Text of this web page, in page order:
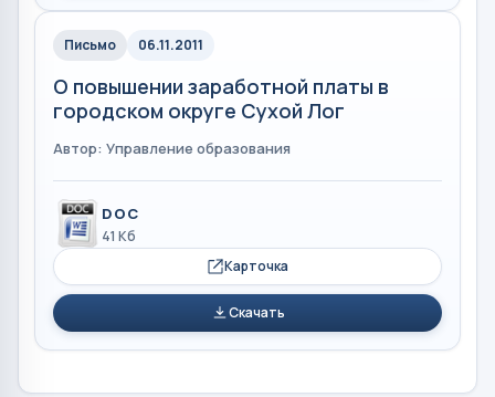
Письмо 06.11.2011
О повышении заработной платы в
городском округе Сухой Лог
Автор: Управление образования
DOC
41 Кб
Карточка
Скачать